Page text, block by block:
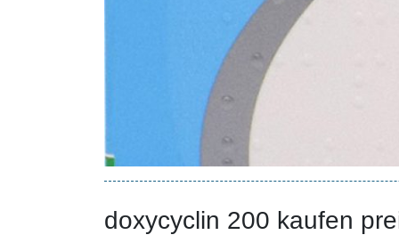
doxycyclin 200 kaufen